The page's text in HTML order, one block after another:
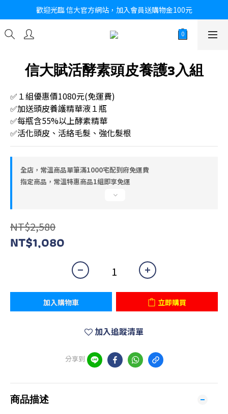
歡迎光臨 信大官方網站，加入會員送購物金100元
信大賦活酵素頭皮養護3入組
✅１組優惠價1080元(免運費)
✅加送頭皮養護精華液１瓶
✅每瓶含55%以上酵素精華
✅活化頭皮、活絡毛髮、強化髮根
全店，常溫商品單筆滿1000宅配到府免運費
指定商品，常溫特惠商品1組即享免運
NT$2,580
NT$1,080
加入購物車 立即購買
加入追蹤清單
分享到
商品描述